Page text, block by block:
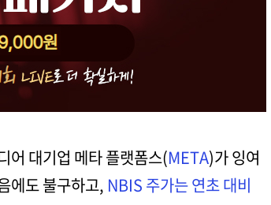
어 대기업 메타 플랫폼스(META)가 잉여
에도 불구하고, NBIS 주가는 연초 대비